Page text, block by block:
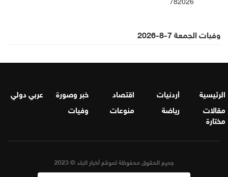
وفيات الجمعة 7-8-2026
الرئيسية أردنيات اقتصاد خبر وصورة
عربي دولي
مقالات
مختارة
رياضة منوعات وفيات
جميع الحقوق محفوظة لموقع أخبار البلد © 2023